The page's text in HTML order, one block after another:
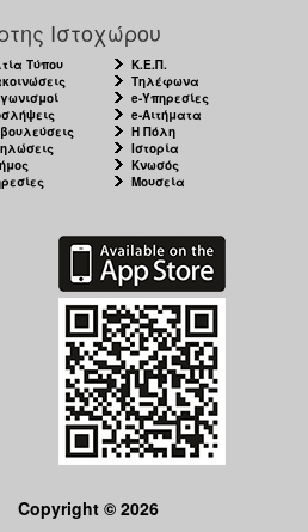
Ιστοχώρου
Τύπου
Κ.Ε.Π.
Τηλέφωνα
e-Υπηρεσίες
e-Αιτήματα
Η Πόλη
Ιστορία
Κνωσός
Μουσεία
Copyright © 2026